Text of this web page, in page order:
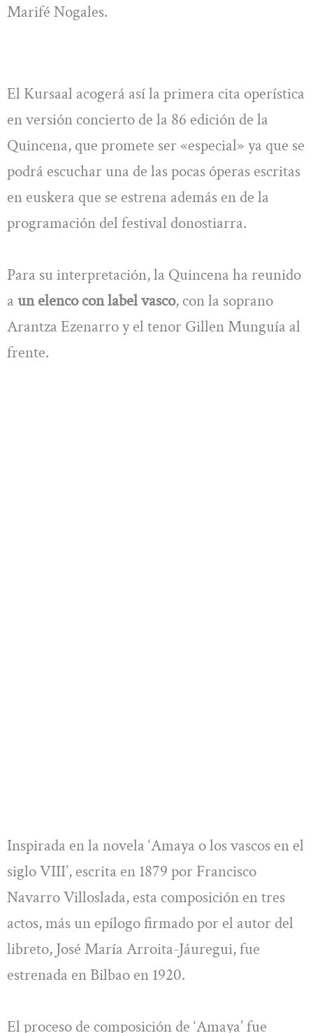
Marifé Nogales.
El Kursaal acogerá así la primera cita operística
en versión concierto de la 86 edición de la
Quincena, que promete ser «especial» ya que se
podrá escuchar una de las pocas óperas escritas
en euskera que se estrena además en de la
programación del festival donostiarra.
Para su interpretación, la Quincena ha reunido
a un elenco con label vasco, con la soprano
Arantza Ezenarro y el tenor Gillen Munguía al
frente.
Inspirada en la novela ‘Amaya o los vascos en el
siglo VIII’, escrita en 1879 por Francisco
Navarro Villoslada, esta composición en tres
actos, más un epílogo firmado por el autor del
libreto, José María Arroita-Jáuregui, fue
estrenada en Bilbao en 1920.
El proceso de composición de ‘Amaya’ fue